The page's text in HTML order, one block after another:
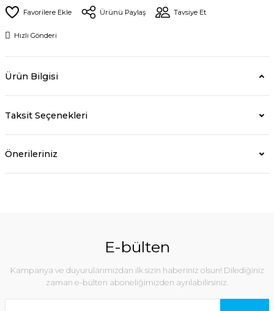
Ürünü Paylaş Tavsiye Et
Hızlı Gönderi
Ürün Bilgisi
Taksit Seçenekleri
Önerileriniz
E-bülten
Kampanya ve duyurularımızdan ilk sizin haberiniz olsun! Dilediğiniz
zaman e-bülten aboneliğimizden ayrılabilirsiniz.